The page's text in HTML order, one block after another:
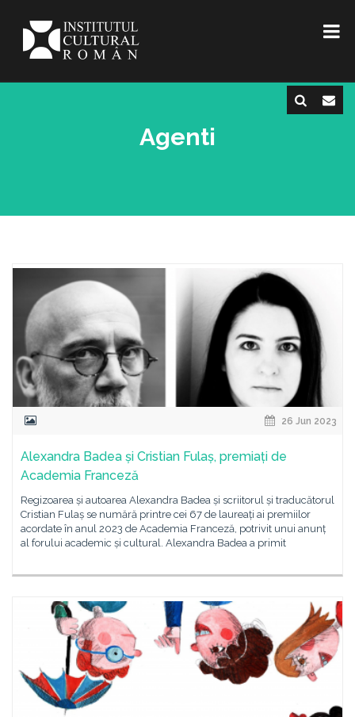
Agenti
26 Jun 2023
Alexandra Badea și Cristian Fulaș, premiați de
Academia Franceză
Regizoarea și autoarea Alexandra Badea și scriitorul și traducătorul
Cristian Fulaș se numără printre cei 67 de laureați ai premiilor
acordate în anul 2023 de Academia Franceză, potrivit unui anunț
al forului academic și cultural. Alexandra Badea a primit